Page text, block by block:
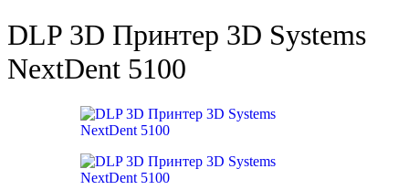
DLP 3D Принтер 3D Systems
NextDent 5100